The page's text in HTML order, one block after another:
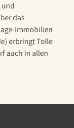
und
das
Immobilien
erbringt Tolle
auch in allen